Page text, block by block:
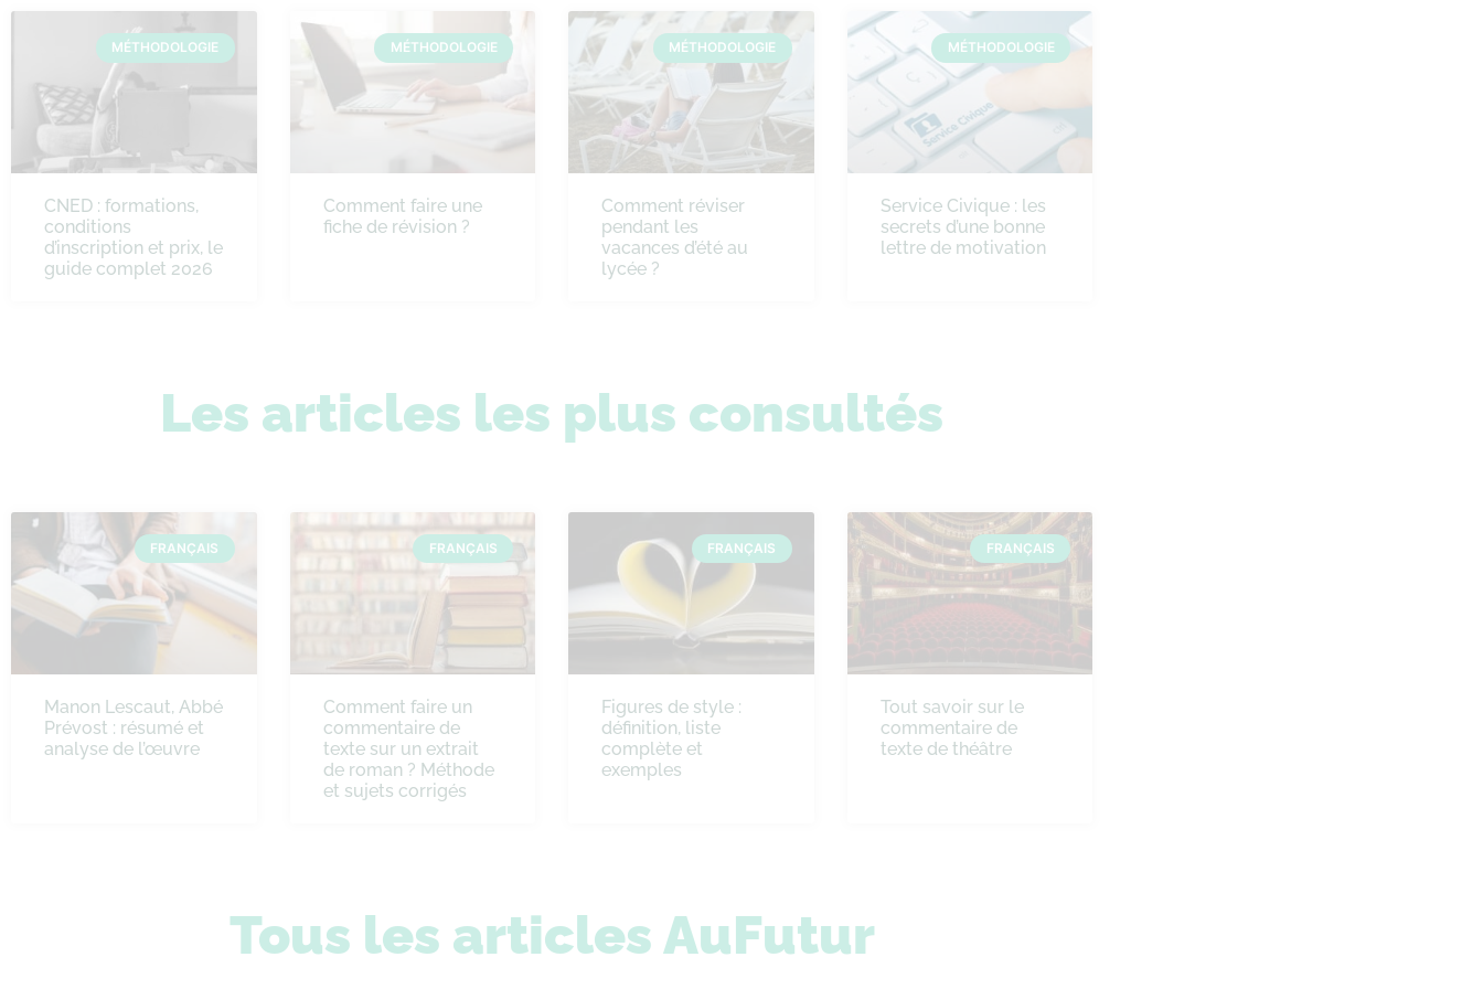
MÉTHODOLOGIE
CNED : formations,
conditions
d’inscription et prix, le
guide complet 2026
MÉTHODOLOGIE
Comment faire une
fiche de révision ?
MÉTHODOLOGIE
Comment réviser
pendant les
vacances d’été au
lycée ?
MÉTHODOLOGIE
Service Civique : les
secrets d’une bonne
lettre de motivation
Les articles les plus consultés
FRANÇAIS
Manon Lescaut, Abbé
Prévost : résumé et
analyse de l’œuvre
FRANÇAIS
Comment faire un
commentaire de
texte sur un extrait
de roman ? Méthode
et sujets corrigés
FRANÇAIS
Figures de style :
définition, liste
complète et
exemples
FRANÇAIS
Tout savoir sur le
commentaire de
texte de théâtre
Tous les articles AuFutur